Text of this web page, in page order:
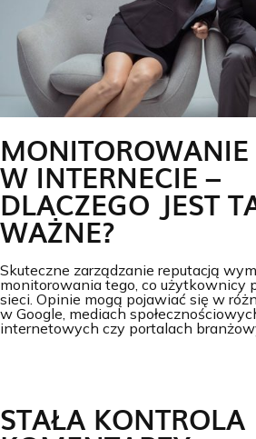
W INTERNECIE –
DLACZEGO JEST
WAŻNE?
Skuteczne zarządzanie reputacją
monitorowania tego, co użytkownicy
sieci. Opinie mogą pojawiać się w
w Google, mediach
internetowych czy portalach
STAŁA KONTROLA